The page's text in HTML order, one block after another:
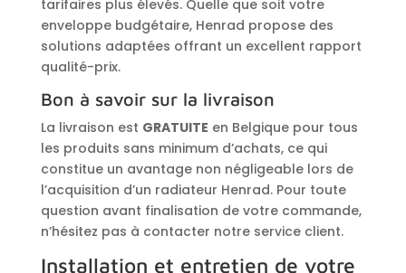
tarifaires plus élevés. Quelle que soit votre
enveloppe budgétaire, Henrad propose des
solutions adaptées offrant un excellent rapport
qualité-prix.
Bon à savoir sur la livraison
La livraison est GRATUITE en Belgique pour tous
les produits sans minimum d’achats, ce qui
constitue un avantage non négligeable lors de
l’acquisition d’un radiateur Henrad. Pour toute
question avant finalisation de votre commande,
n’hésitez pas à contacter notre service client.
Installation et entretien de votre